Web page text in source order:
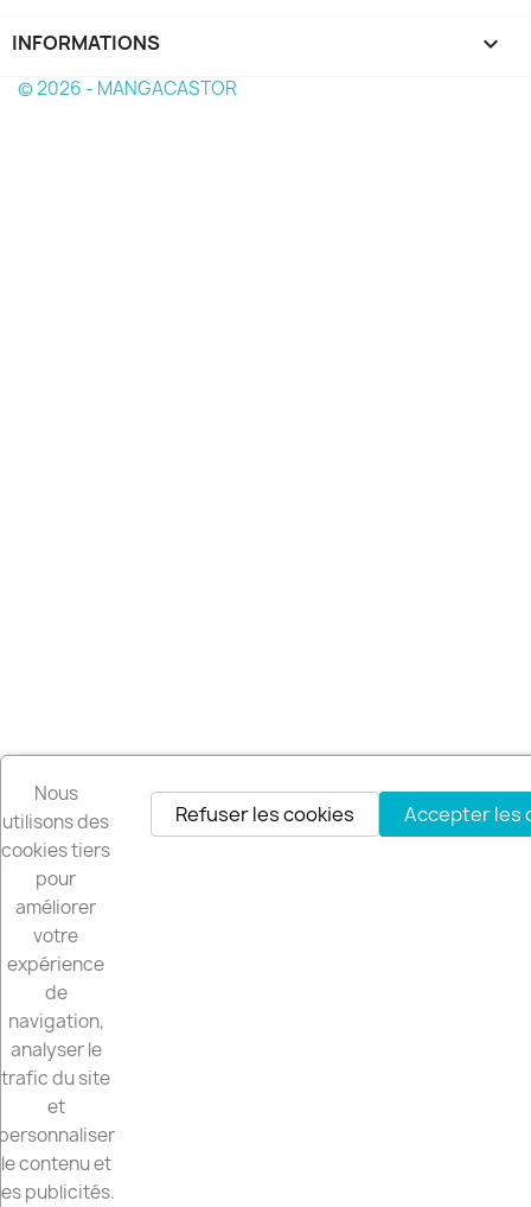
INFORMATIONS keyboard_arrow_down
© 2026 - MANGACASTOR
Nous
utilisons des
cookies tiers
pour
améliorer
votre
expérience
de
navigation,
analyser le
trafic du site
et
le contenu et
publicités.
Accepter les
Refuser les cookies